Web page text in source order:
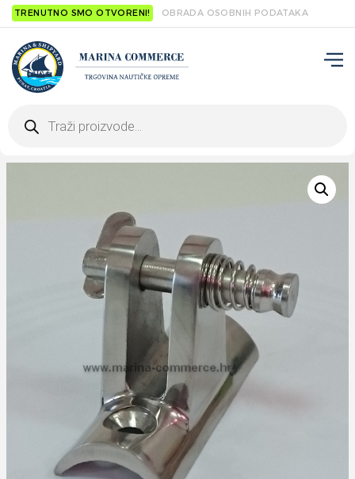
TRENUTNO SMO OTVORENI! OBRADA OSOBNIH PODATAKA
search